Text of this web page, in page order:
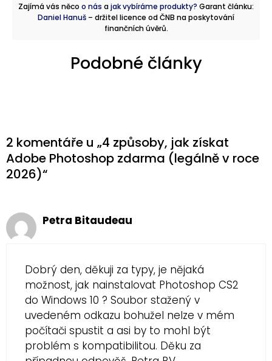
Zajímá vás něco o nás ajak vybíráme produkty? Garant článku:
Daniel Hanuš – držitel licence od ČNB na poskytování
finančních úvěrů.
Podobné články
2 komentáře u „4 způsoby, jak získat
Adobe Photoshop zdarma (legálně v roce
2026)“
Petra Bitaudeau
Dobrý den, děkuji za typy, je nějaká
možnost, jak nainstalovat Photoshop CS2
do Windows 10 ? Soubor stažený v
uvedeném odkazu bohužel nelze v mém
počítači spustit a asi by to mohl být
problém s kompatibilitou. Děku za